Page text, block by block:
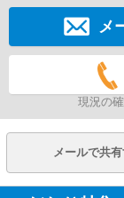
メ
現況の
メールで共